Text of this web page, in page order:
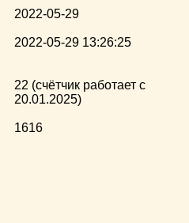
2022-05-29
2022-05-29 13:26:25
22 (счётчик работает с
20.01.2025)
1616